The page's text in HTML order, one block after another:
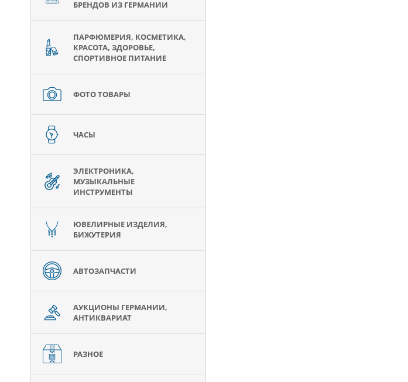
БРЕНДОВ ИЗ ГЕРМАНИИ
ПАРФЮМЕРИЯ, КОСМЕТИКА,
КРАСОТА, ЗДОРОВЬЕ,
СПОРТИВНОЕ ПИТАНИЕ
ФОТО ТОВАРЫ
ЧАСЫ
ЭЛЕКТРОНИКА,
МУЗЫКАЛЬНЫЕ
ИНСТРУМЕНТЫ
ЮВЕЛИРНЫЕ ИЗДЕЛИЯ,
БИЖУТЕРИЯ
АВТОЗАПЧАСТИ
АУКЦИОНЫ ГЕРМАНИИ,
АНТИКВАРИАТ
РАЗНОЕ